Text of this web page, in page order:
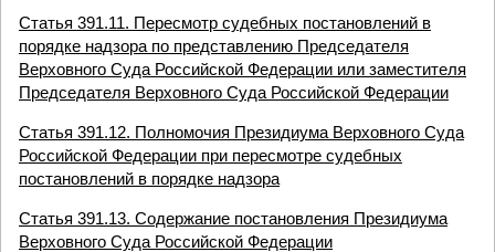
Статья 391.11. Пересмотр судебных постановлений в
порядке надзора по представлению Председателя
Верховного Суда Российской Федерации или заместителя
Председателя Верховного Суда Российской Федерации
Статья 391.12. Полномочия Президиума Верховного Суда
Российской Федерации при пересмотре судебных
постановлений в порядке надзора
Статья 391.13. Содержание постановления Президиума
Верховного Суда Российской Федерации